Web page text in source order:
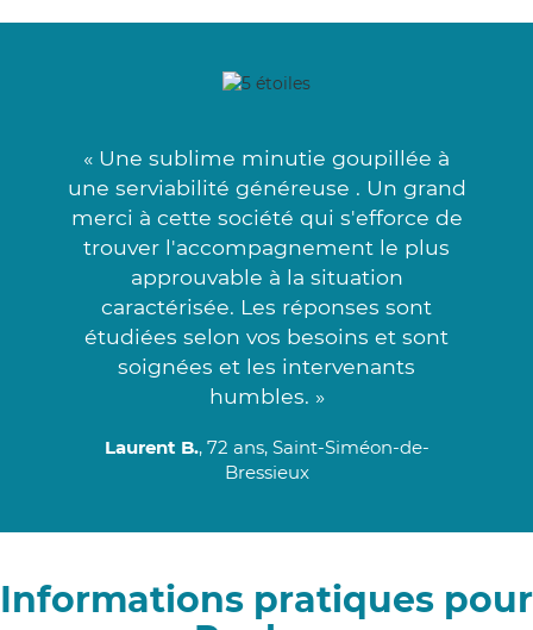
« Une sublime minutie goupillée à
une serviabilité généreuse . Un grand
merci à cette société qui s'efforce de
trouver l'accompagnement le plus
approuvable à la situation
caractérisée. Les réponses sont
étudiées selon vos besoins et sont
soignées et les intervenants
humbles. »
Laurent B., 72 ans, Saint-Siméon-de-
Bressieux
Informations pratiques pour